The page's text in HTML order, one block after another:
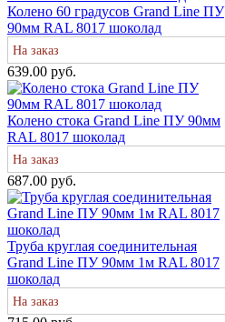
Колено 60 градусов Grand Line ПУ
90мм RAL 8017 шоколад
На заказ
639.00 руб.
Колено стока Grand Line ПУ 90мм
RAL 8017 шоколад
На заказ
687.00 руб.
Труба круглая соединительная
Grand Line ПУ 90мм 1м RAL 8017
шоколад
На заказ